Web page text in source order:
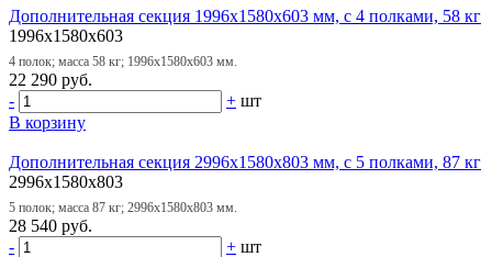
Дополнительная секция 1996х1580х603 мм, с 4 полками, 58 кг
1996x1580x603
4 полок; масса 58 кг; 1996х1580х603 мм.
22 290 руб.
-
+ шт
В корзину
Дополнительная секция 2996х1580х803 мм, с 5 полками, 87 кг
2996x1580x803
5 полок; масса 87 кг; 2996х1580х803 мм.
28 540 руб.
-
+ шт